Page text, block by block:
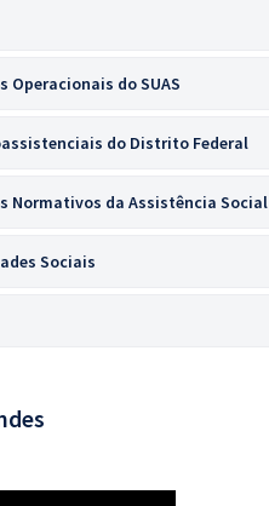
Operacionais do SUAS
do Distrito Federal
Normativos da Assistência Social
Sociais